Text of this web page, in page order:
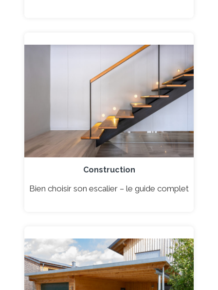
Construction
Bien choisir son escalier – le guide complet